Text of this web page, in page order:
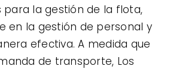
para la gestión de la flota,
en la gestión de personal y
efectiva. A medida que
de transporte, Los